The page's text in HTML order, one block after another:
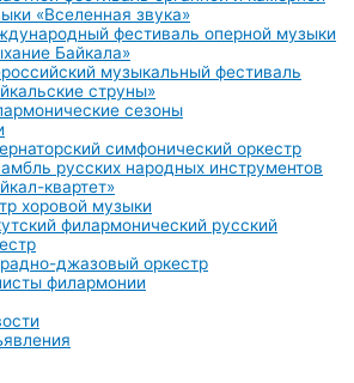
«Вселенная звука»
фестиваль оперной музыки
Байкала»
музыкальный фестиваль
струны»
сезоны
симфонический оркестр
русских народных инструментов
квартет»
хоровой музыки
филармонический русский
джазовый оркестр
филармонии